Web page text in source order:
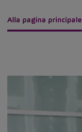
Alla pagina principale